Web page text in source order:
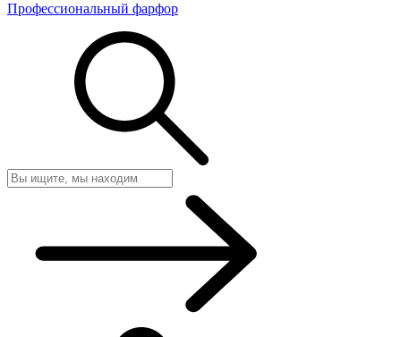
Профессиональный фарфор